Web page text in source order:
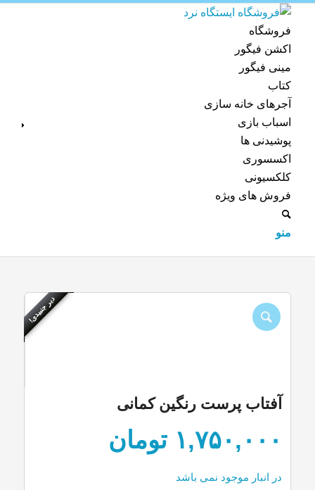
فروشگاه
اکشن فیگور
مینی فیگور
کتاب
آجرهای خانه سازی
اسباب بازی
پوشیدنی ها
اکسسوری
کلکسیونی
فروش های ویژه
منو
دیر جنبیدی!
آفتاب پرست رنگین کمانی
۱,۷۵۰,۰۰۰ تومان
در انبار موجود نمی باشد